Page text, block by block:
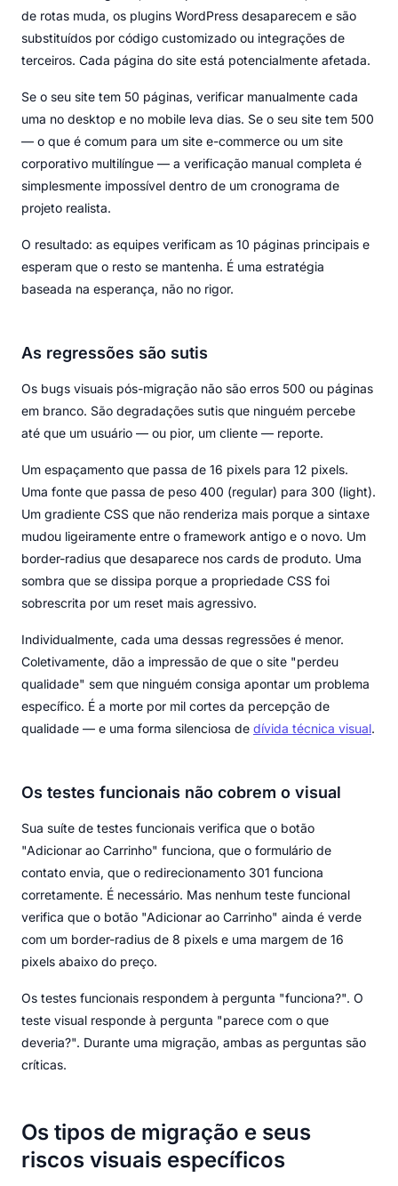
de rotas muda, os plugins WordPress desaparecem e são
substituídos por código customizado ou integrações de
terceiros. Cada página do site está potencialmente afetada.
Se o seu site tem 50 páginas, verificar manualmente cada
uma no desktop e no mobile leva dias. Se o seu site tem 500
— o que é comum para um site e-commerce ou um site
corporativo multilíngue — a verificação manual completa é
simplesmente impossível dentro de um cronograma de
projeto realista.
O resultado: as equipes verificam as 10 páginas principais e
esperam que o resto se mantenha. É uma estratégia
baseada na esperança, não no rigor.
As regressões são sutis
Os bugs visuais pós-migração não são erros 500 ou páginas
em branco. São degradações sutis que ninguém percebe
até que um usuário — ou pior, um cliente — reporte.
Um espaçamento que passa de 16 pixels para 12 pixels.
Uma fonte que passa de peso 400 (regular) para 300 (light).
Um gradiente CSS que não renderiza mais porque a sintaxe
mudou ligeiramente entre o framework antigo e o novo. Um
border-radius que desaparece nos cards de produto. Uma
sombra que se dissipa porque a propriedade CSS foi
sobrescrita por um reset mais agressivo.
Individualmente, cada uma dessas regressões é menor.
Coletivamente, dão a impressão de que o site "perdeu
qualidade" sem que ninguém consiga apontar um problema
específico. É a morte por mil cortes da percepção de
qualidade — e uma forma silenciosa de dívida técnica visual.
Os testes funcionais não cobrem o visual
Sua suíte de testes funcionais verifica que o botão
"Adicionar ao Carrinho" funciona, que o formulário de
contato envia, que o redirecionamento 301 funciona
corretamente. É necessário. Mas nenhum teste funcional
verifica que o botão "Adicionar ao Carrinho" ainda é verde
com um border-radius de 8 pixels e uma margem de 16
pixels abaixo do preço.
Os testes funcionais respondem à pergunta "funciona?". O
teste visual responde à pergunta "parece com o que
deveria?". Durante uma migração, ambas as perguntas são
críticas.
Os tipos de migração e seus
riscos visuais específicos